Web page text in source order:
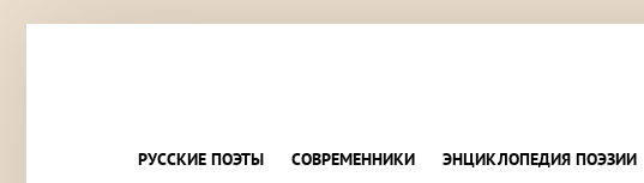
РУССКИЕ ПОЭТЫ СОВРЕМЕННИКИ ЭНЦИКЛОПЕДИЯ ПОЭЗИИ